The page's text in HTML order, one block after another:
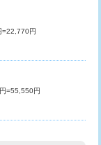
円
円
=22,770円
=55,550円